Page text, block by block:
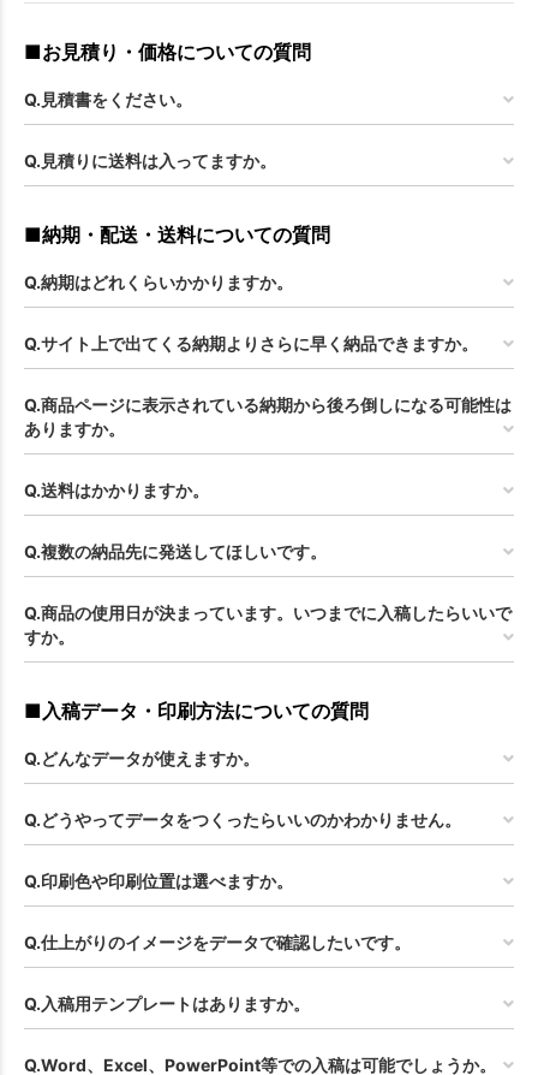
■お見積り・価格についての質問
Q.見積書をください。
Q.見積りに送料は入ってますか。
■納期・配送・送料についての質問
Q.納期はどれくらいかかりますか。
Q.サイト上で出てくる納期よりさらに早く納品できますか。
Q.商品ページに表示されている納期から後ろ倒しになる可能性は
ありますか。
Q.送料はかかりますか。
Q.複数の納品先に発送してほしいです。
Q.商品の使用日が決まっています。いつまでに入稿したらいいで
すか。
■入稿データ・印刷方法についての質問
Q.どんなデータが使えますか。
Q.どうやってデータをつくったらいいのかわかりません。
Q.印刷色や印刷位置は選べますか。
Q.仕上がりのイメージをデータで確認したいです。
Q.入稿用テンプレートはありますか。
Q.Word、Excel、PowerPoint等での入稿は可能でしょうか。